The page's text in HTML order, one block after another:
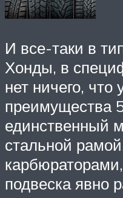
И все-таки в
Хонды, в
нет ничего,
преимущества
единственный
стальной
подвеска явно